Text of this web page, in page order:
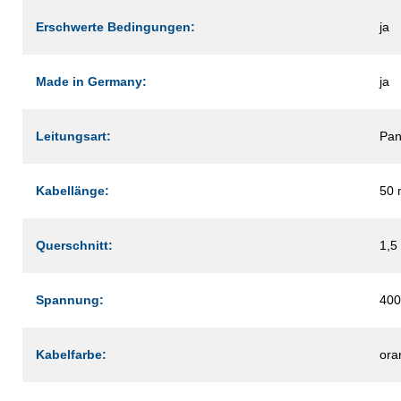
Erschwerte Bedingungen: ja
Made in Germany: ja
Leitungsart:
Kabellänge: 50
Querschnitt: 1,5
Spannung:
Kabelfarbe: